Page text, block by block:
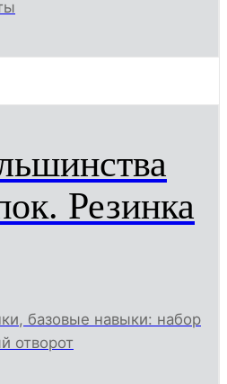
Резинка
базовые навыки: набор
отворот